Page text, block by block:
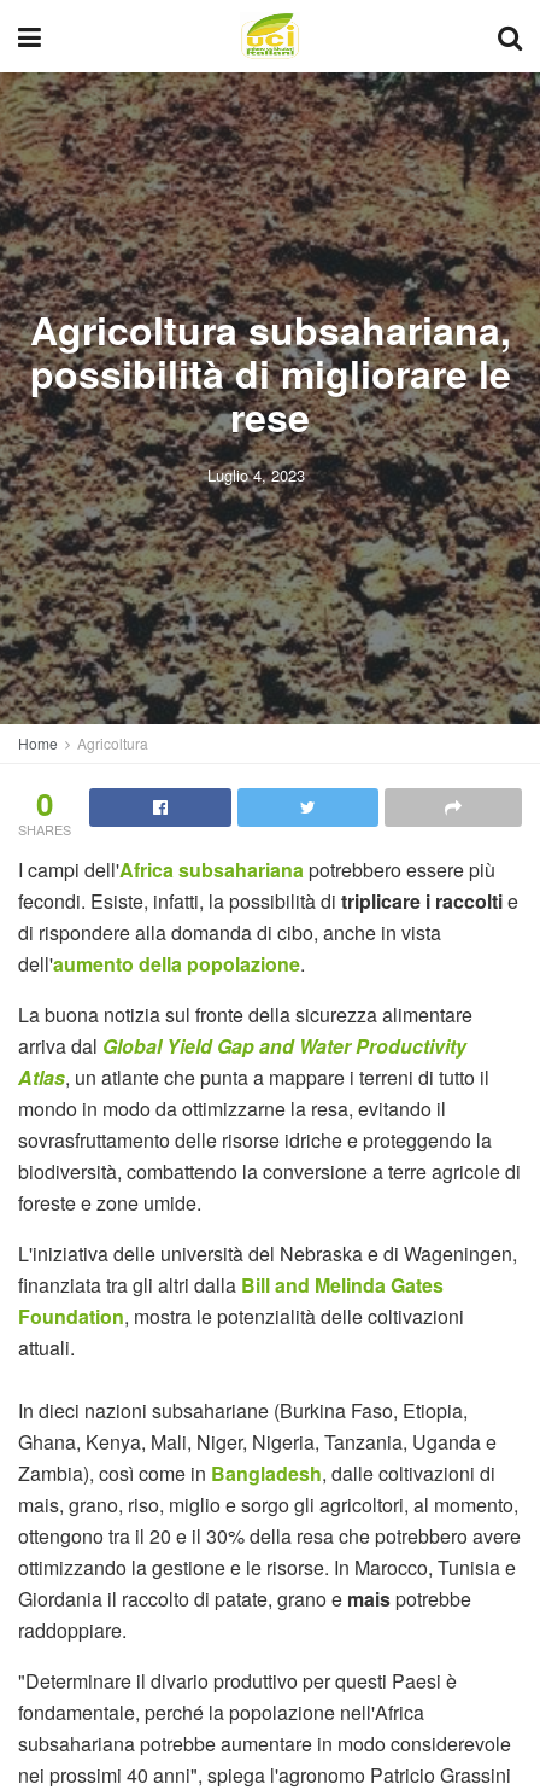
Agricoltura subsahariana,
possibilità di migliorare le
rese
Luglio 4, 2023
Home Agricoltura
0
SHARES
I campi dell'Africa subsaharianapotrebbero essere più
fecondi. Esiste, infatti, la possibilità di triplicare i raccoltie
di rispondere alla domanda di cibo, anche in vista
dell'aumento della popolazione.
La buona notizia sul fronte della sicurezza alimentare
arriva dal Global Yield Gap and Water Productivity
Atlas, un atlante che punta a mappare i terreni di tutto il
mondo in modo da ottimizzarne la resa, evitando il
sovrasfruttamento delle risorse idriche e proteggendo la
biodiversità, combattendo la conversione a terre agricole di
foreste e zone umide.
L'iniziativa delle università del Nebraska e di Wageningen,
finanziata tra gli altri dalla Bill and Melinda Gates
Foundation, mostra le potenzialità delle coltivazioni
attuali.
In dieci nazioni subsahariane (Burkina Faso, Etiopia,
Ghana, Kenya, Mali, Niger, Nigeria, Tanzania, Uganda e
Zambia), così come in Bangladesh, dalle coltivazioni di
mais, grano, riso, miglio e sorgo gli agricoltori, al momento,
ottengono tra il 20 e il 30% della resa che potrebbero avere
ottimizzando la gestione e le risorse. In Marocco, Tunisia e
Giordania il raccolto di patate, grano e maispotrebbe
raddoppiare.
"Determinare il divario produttivo per questi Paesi è
fondamentale, perché la popolazione nell'Africa
subsahariana potrebbe aumentare in modo considerevole
nei prossimi 40 anni", spiega l'agronomo Patricio Grassini